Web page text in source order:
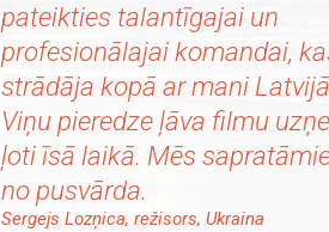
pateikties talantīgajai un
profesionālajai komandai,
strādāja kopā ar mani
Viņu pieredze ļāva filmu
ļoti īsā laikā. Mēs
no pusvārda.
Sergejs Lozņica, režisors, Ukraina